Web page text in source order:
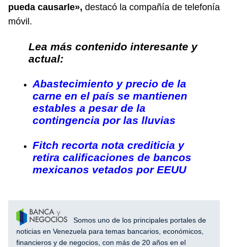
pueda causarle», destacó la compañía de telefonía
móvil.
Lea más contenido interesante y
actual:
Abastecimiento y precio de la
carne en el país se mantienen
estables a pesar de la
contingencia por las lluvias
Fitch recorta nota crediticia y
retira calificaciones de bancos
mexicanos vetados por EEUU
Somos uno de los principales portales de
noticias en Venezuela para temas bancarios, económicos,
financieros y de negocios, con más de 20 años en el